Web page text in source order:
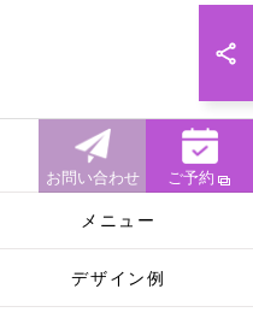
お問い合わせ ご予約
メニュー
デザイン例